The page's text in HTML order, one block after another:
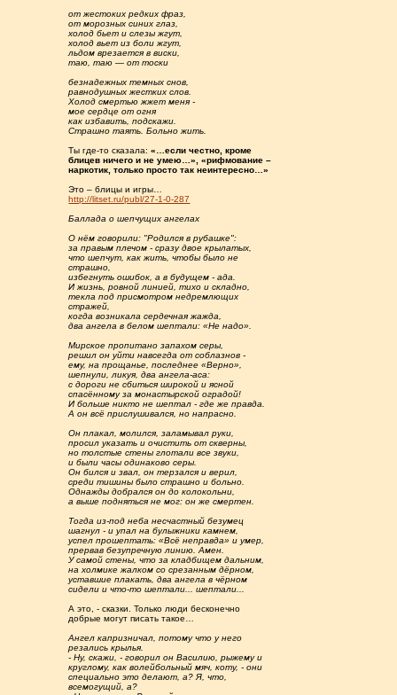
от жестоких редких фраз,
от морозных синих глаз,
холод бьет и слезы жгут,
холод вьет из боли жгут,
льдом врезается в виски,
таю, таю — от тоски
безнадежных темных снов,
равнодушных жестких слов.
Холод смертью жжет меня -
мое сердце от огня
как избавить, подскажи.
Страшно таять. Больно жить.
Ты где-то сказала:«…если честно, кроме
блицев ничего и не умею…», «рифмование –
наркотик, только просто так неинтересно…»
Это – блицы и игры…
http://litset.ru/publ/27-1-0-287
Баллада о шепчущих ангелах
О нём говорили: "Родился в рубашке":
за правым плечом - сразу двое крылатых,
что шепчут, как жить, чтобы было не
страшно,
избегнуть ошибок, а в будущем - ада.
И жизнь, ровной линией, тихо и складно,
текла под присмотром недремлющих
стражей,
когда возникала сердечная жажда,
два ангела в белом шептали: «Не надо».
Мирское пропитано запахом серы,
решил он уйти навсегда от соблазнов -
ему, на прощанье, последнее «Верно»,
шепнули, ликуя, два ангела-аса:
с дороги не сбиться широкой и ясной
спасённому за монастырской оградой!
И больше никто не шептал - где же правда.
А он всё прислушивался, но напрасно.
Он плакал, молился, заламывал руки,
просил указать и очистить от скверны,
но толстые стены глотали все звуки,
и были часы одинаково серы.
Он бился и звал, он терзался и верил,
среди тишины было страшно и больно.
Однажды добрался он до колокольни,
а выше подняться не мог: он же смертен.
Тогда из-под неба несчастный безумец
шагнул - и упал на булыжники камнем,
успел прошептать: «Всё неправда» и умер,
прервав безупречную линию. Амен.
У самой стены, что за кладбищем дальним,
на холмике жалком со срезанным дёрном,
уставшие плакать, два ангела в чёрном
сидели и что-то шептали... шептали...
А это, - сказки. Только люди бесконечно
добрые могут писать такое…
Ангел капризничал, потому что у него
резались крылья.
- Ну, скажи, - говорил он Василию, рыжему и
круглому, как волейбольный мяч, коту, - они
специально это делают, а? Я, что,
всемогущий, а?